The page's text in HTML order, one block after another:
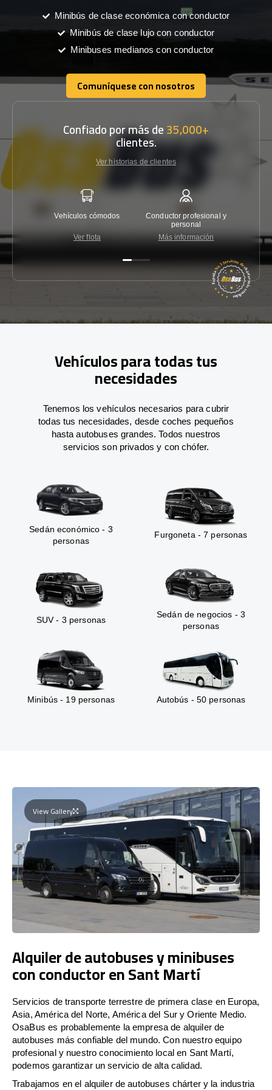
Minibús de clase económica con conductor
Minibús de clase lujo con conductor
Minibuses medianos con conductor
Comuníquese con nosotros
Comuníquese con nosotros
Confiado por más de35,000+
clientes.
Ver historias de clientes
Vehículos cómodos
Ver flota
Conductor profesional y
personal
Más información
Vehículos para todas tus
necesidades
Tenemos los vehículos necesarios para cubrir
todas tus necesidades, desde coches pequeños
hasta autobuses grandes. Todos nuestros
servicios son privados y con chófer.
Sedán económico - 3
personas
Furgoneta - 7 personas
SUV - 3 personas
Sedán de negocios - 3
personas
Minibús - 19 personas Autobús - 50 personas
View Gallery
Alquiler de autobuses y minibuses
con conductor en Sant Martí
Servicios de transporte terrestre de primera clase en Europa,
Asia, América del Norte, América del Sur y Oriente Medio.
OsaBus es probablemente la empresa de alquiler de
autobuses más confiable del mundo. Con nuestro equipo
profesional y nuestro conocimiento local en Sant Martí,
podemos garantizar un servicio de alta calidad.
Trabajamos en el alquiler de autobuses chárter y la industria